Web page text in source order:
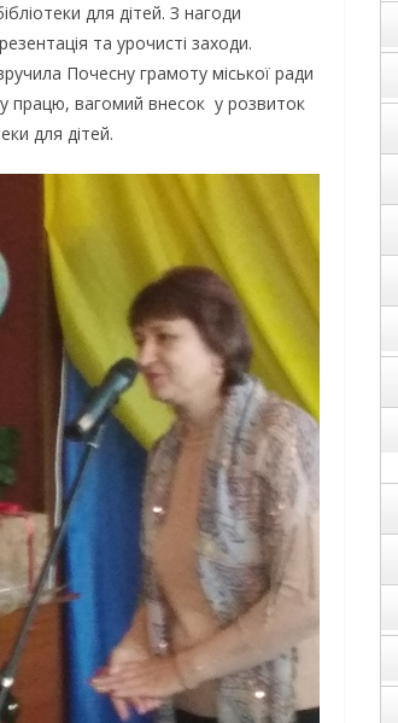
для дітей. З нагоди
та урочисті заходи.
Почесну грамоту міської ради
працю, вагомий внесок у розвиток
для дітей.